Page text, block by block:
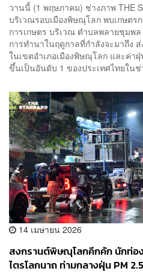
วานนี้ (1 พฤษภาคม) ช่างภาพ THE
บริเวณรอบเมืองพิษณุโลก พบเกษตร
การเกษตร บริเวณ ตำบลพลายชุมพ
การทำนาในฤดูกาลที่กำลังจะมาถึง
ในเขตอำเภอเมืองพิษณุโลก และค่า
ขึ้นเป็นอันดับ 1 ของประเทศไทยใน
14 เมษายน 2026
สงกรานต์พิษณุโลกคึกคัก นักท่อ
ไตรโลกนาถ ท่ามกลางฝุ่น PM